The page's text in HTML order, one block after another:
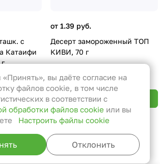
с
Катаифи
от 1.39 руб.
Десерт замороженный ТОП
КИВИ, 70 г
В корзину
cookie
для
сайта и не
отключены в наших
можете настроить
чтобы он блокировал
вас об их
но в таком случае
вы даёте согласие на
файлов cookie, в том числе
в соответствии с
обработки файлов cookie или вы
Настроить файлы cookie
Отклонить